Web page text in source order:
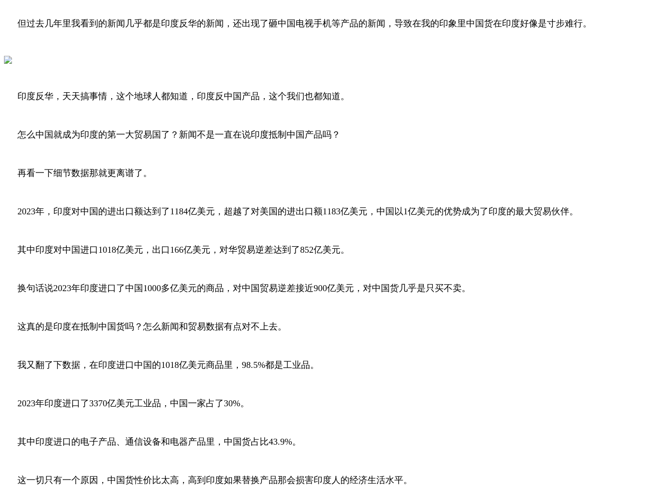
但过去几年里我看到的新闻几乎都是印度反华的新闻，还出现了砸中国电视手机等产品的新闻，导致在我的印象里中国货在印度好像是寸步难行。
印度反华，天天搞事情，这个地球人都知道，印度反中国产品，这个我们也都知道。
怎么中国就成为印度的第一大贸易国了？新闻不是一直在说印度抵制中国产品吗？
再看一下细节数据那就更离谱了。
2023年，印度对中国的进出口额达到了1184亿美元，超越了对美国的进出口额1183亿美元，中国以1亿美元的优势成为了印度的最大贸易伙伴。
其中印度对中国进口1018亿美元，出口166亿美元，对华贸易逆差达到了852亿美元。
换句话说2023年印度进口了中国1000多亿美元的商品，对中国贸易逆差接近900亿美元，对中国货几乎是只买不卖。
这真的是印度在抵制中国货吗？怎么新闻和贸易数据有点对不上去。
我又翻了下数据，在印度进口中国的1018亿美元商品里，98.5%都是工业品。
2023年印度进口了3370亿美元工业品，中国一家占了30%。
其中印度进口的电子产品、通信设备和电器产品里，中国货占比43.9%。
这一切只有一个原因，中国货性价比太高，高到印度如果替换产品那会损害印度人的经济生活水平。